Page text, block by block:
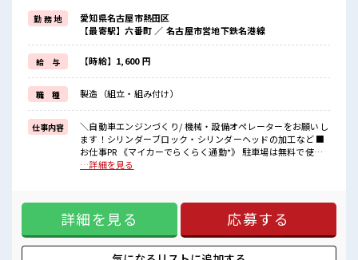
《うれしい土日やすみ*》
前もって予定がたてやすい土日やすみ！
プライベートも充実しそう♪
《経験をいかして働こう*》
ブランクのある方も大歓迎！
ここでさらにスキルUPしちゃいましょう★
《制服無料*》
制服は無料で貸与されます！
仕事用の服を自分で用意する手間も無し！
毎日使うものだからこそ、
無料で利用できるのは嬉しいポイントですね！
■職場の雰囲気
休憩時間にしっかりリフレッシュできます◎
さらに食堂もあります！
コンビニは職場の目の前にあるのでらくちん♪
お昼ご飯に困らないですね♪
勤 務 地
愛知県名古屋市熱田区
【最寄駅】六番町 ／ 名古屋市営地下鉄名港線
給 与 【時給】1,600 円
職 種 製造（組立・組み付け）
仕事内容
＼自動車エンジンづくり/ 機械・設備オペレーターをお願いし
ます！シリンダーブロック・シリンダーヘッドの加工など ■
お仕事PR 《マイカーでらくらく通勤*》 駐車場は無料で使え
ます！ 車・バイク・自転車・電車通勤OK！ ご自身のライフ
トも充実しそう♪ 《経験をいかして働こう*》 ブランクのあ
る方も大歓迎！ ここでさらにスキルUPしちゃいましょう★
《制服無料*》 制服は無料で貸与されます！ 仕事用の服を自
分で用意する手間も無し！ 毎日使うものだからこそ、 無料で
利用できるのは嬉しいポイントですね！ ■職場の雰囲気 20
…詳細を見る
詳細を見る 応募する